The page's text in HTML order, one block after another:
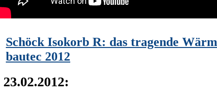
Schöck Isokorb R: das tragende
bautec 2012
23.02.2012: